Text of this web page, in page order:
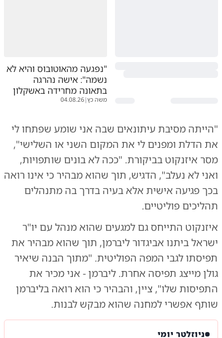
"נפגעה מהאוטובוס והיא לא
נשמה": אישה נהרגה
בתאונה מחרידה באשקלון
משה כץ|
04.08.26
"הייתה מסיבת עיתונאים שבה אני שומע שפתחו לי
את הדלת ומפנים לי את המקום השני או השלישי",
מסר איזנקוט בביקורת. "ככה לא בונים שותפויות,
ואני לא נעלב", הדגיש, תוך שהוא מבהיר כי אינו רואה
בכך פגיעה אישית אלא בעיה בדרך בה מתנהלים
תהליכים פוליטיים.
איזנקוט התייחס גם למגעים שהוא מנהל עם יו"ר
ישראל ביתנו אביגדור ליברמן, תוך שהוא מבהיר את
תפיסתו לגבי המפה הפוליטית. "מתוך הבנה שיאיר
גולן מייצג תפיסה אחרת. ליברמן - אני מכיר את
התפיסות שלו", ציין, והבהיר כי הוא רואה בליברמן
שותף אפשרי למחנה שהוא מבקש לבנות.
ניוזלטר יומי